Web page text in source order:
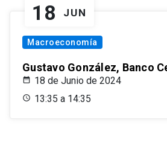
18 JUN
Macroeconomía
Gustavo González, Banco
18 de Junio de 2024
13:35 a 14:35